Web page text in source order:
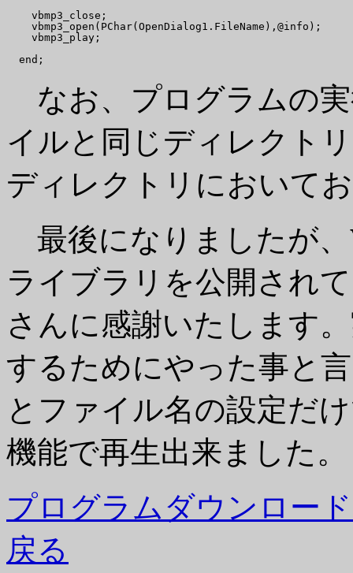
    vbmp3_close;
    vbmp3_open(PChar(OpenDialog1.FileName),@info);
    vbmp3_play;
なお、プログラムの
イルと同じディレクト
ディレクトリにおいて
最後になりましたが、
ライブラリを公開され
さんに感謝いたします
するためにやった事と
とファイル名の設定だ
機能で再生出来ました。
プログラムダウンロー
戻る